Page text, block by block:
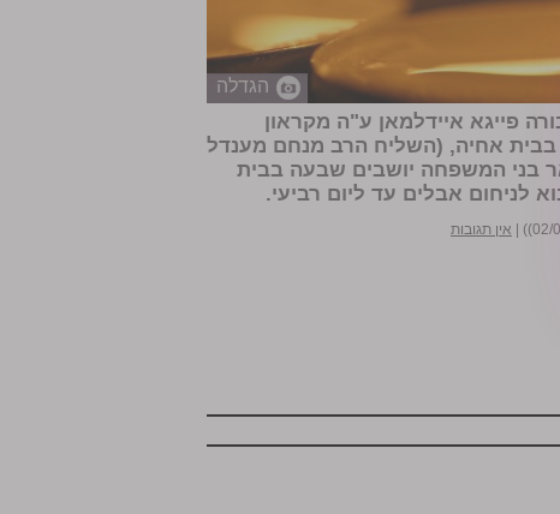
הגדלה
פייגא איידלמאן ע"ה מקראון
אחיה, (השליח הרב מנחם מענדל
יהודה, כאשר שאר בני המשפחה יושבים שבעה בבית
לניחום אבלים עד ליום רביעי.
אין תגובות